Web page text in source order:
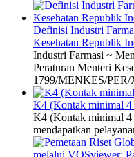
Definisi Industri
Kesehatan Republik
Industri Farmasi ~
Peraturan Menteri
1799/MENKES/PER/
K4 (Kontak minimal 4
K4 (Kontak minimal 4
mendapatkan